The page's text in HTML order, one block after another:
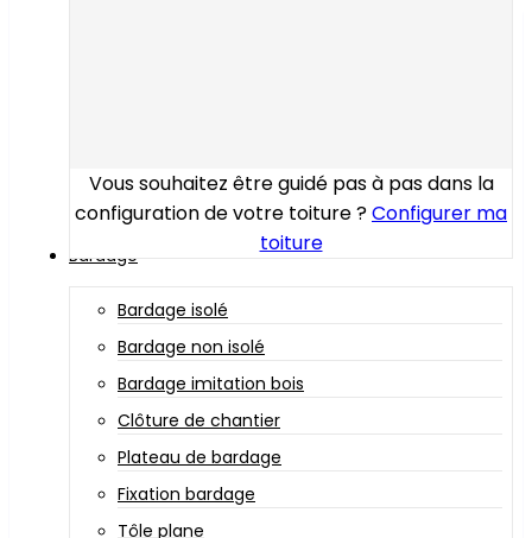
Vous souhaitez être guidé pas à pas dans la
configuration de votre toiture ?Configurer ma
toiture
Bardage
Bardage isolé
Bardage non isolé
Bardage imitation bois
Clôture de chantier
Plateau de bardage
Fixation bardage
Tôle plane